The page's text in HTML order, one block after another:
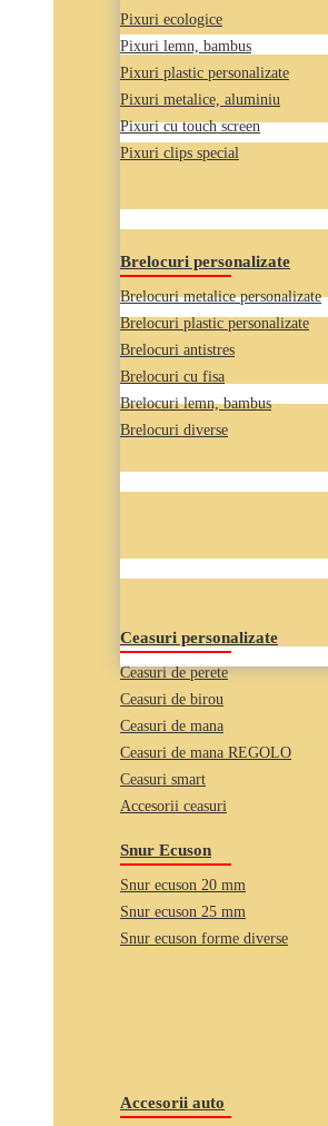
Pixuri ecologice
Pixuri lemn, bambus
Pixuri plastic personalizate
Pixuri metalice, aluminiu
Pixuri cu touch screen
Pixuri clips special
Brelocuri personalizate
Brelocuri metalice personalizate
Brelocuri plastic personalizate
Brelocuri antistres
Brelocuri cu fisa
Brelocuri lemn, bambus
Brelocuri diverse
Ceasuri personalizate
Ceasuri de perete
Ceasuri de birou
Ceasuri de mana
Ceasuri de mana REGOLO
Ceasuri smart
Accesorii ceasuri
Snur Ecuson
Snur ecuson 20 mm
Snur ecuson 25 mm
Snur ecuson forme diverse
Accesorii auto